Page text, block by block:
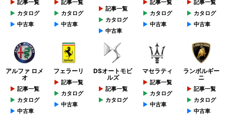
記事一覧
カタログ
中古車
記事一覧
カタログ
中古車
記事一覧
カタログ
中古車
記事一覧
カタログ
中古車
記事一覧
カタログ
中古車
アルファ ロメ
オ
記事一覧
カタログ
中古車
フェラーリ
記事一覧
カタログ
中古車
DSオートモビ
ルズ
記事一覧
カタログ
マセラティ
記事一覧
カタログ
中古車
ランボルギー
ニ
記事一覧
カタログ
中古車